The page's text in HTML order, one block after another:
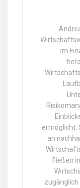
im
ermöglicht.
an
fließen